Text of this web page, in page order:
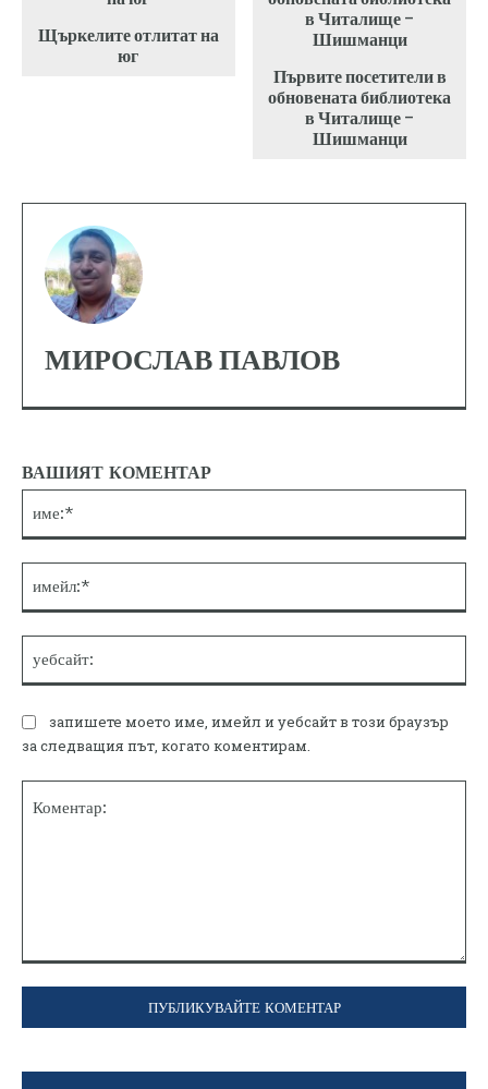
Щъркелите отлитат на
юг
Първите посетители в
обновената библиотека
в Читалище –
Шишманци
МИРОСЛАВ ПАВЛОВ
ВАШИЯТ КОМЕНТАР
запишете моето име, имейл и уебсайт в този браузър
за следващия път, когато коментирам.